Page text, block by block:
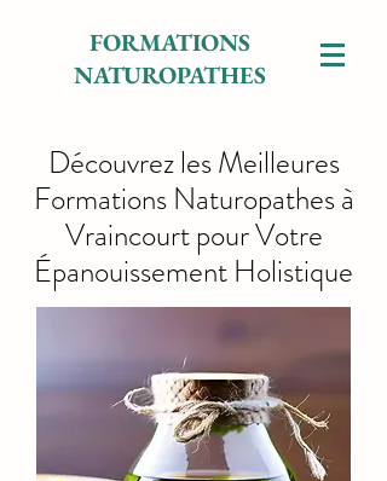
FORMATIONS
NATUROPATHES
Découvrez les Meilleures
Formations Naturopathes à
Vraincourt pour Votre
Épanouissement Holistique